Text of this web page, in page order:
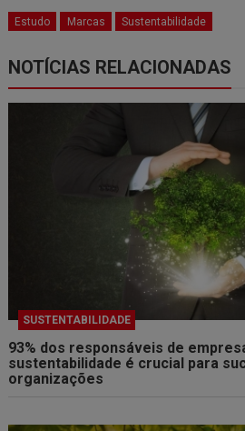
Estudo Marcas Sustentabilidade
NOTÍCIAS RELACIONADAS
SUSTENTABILIDADE
93% dos responsáveis de
sustentabilidade é crucial para
organizações